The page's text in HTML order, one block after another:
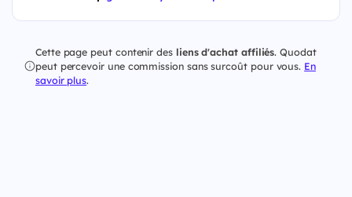
Cette page peut contenir des liens d'achat affiliés. Quodat
peut percevoir une commission sans surcoût pour vous. En
savoir plus.